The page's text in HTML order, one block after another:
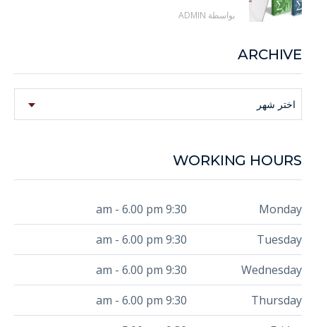
بواسطة ADMIN
ARCHIVE
اختر شهر
WORKING HOURS
Monday
9:30 am - 6.00 pm
Tuesday
9:30 am - 6.00 pm
Wednesday
9:30 am - 6.00 pm
Thursday
9:30 am - 6.00 pm